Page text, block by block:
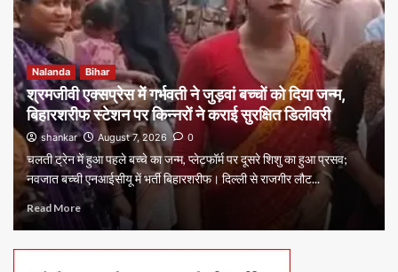
Nalanda Bihar
श्रमजीवी एक्सप्रेस में गर्भवती ने जुड़वां बच्चों को दिया जन्म,
बिहारशरीफ स्टेशन पर किन्नरों ने कराई सुरक्षित डिलीवरी
shankar August 7, 2026 0
चलती ट्रेन में हुआ पहले बच्चे का जन्म, प्लेटफॉर्म पर दूसरे शिशु का हुआ प्रसव;
नवजात बच्ची एनआईसीयू में भर्ती बिहारशरीफ। दिल्ली से राजगीर लौट...
Read More